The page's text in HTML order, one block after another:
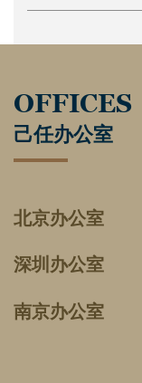
OFFICES
己任办公室
北京办公室
深圳办公室
南京办公室